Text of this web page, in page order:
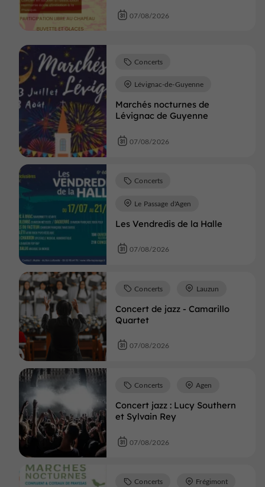
07/08/2026
Marchés nocturnes de
Lévignac de Guyenne
Concerts
Lévignac-de-Guyenne
07/08/2026
Les Vendredis de la Halle
Concerts
Le Passage d'Agen
07/08/2026
Concert de jazz - Camarillo
Quartet
Concerts Lauzun
07/08/2026
Concert jazz : Lucy Southern
et Sylvain Rey
Concerts Agen
07/08/2026
Concerts Frégimont